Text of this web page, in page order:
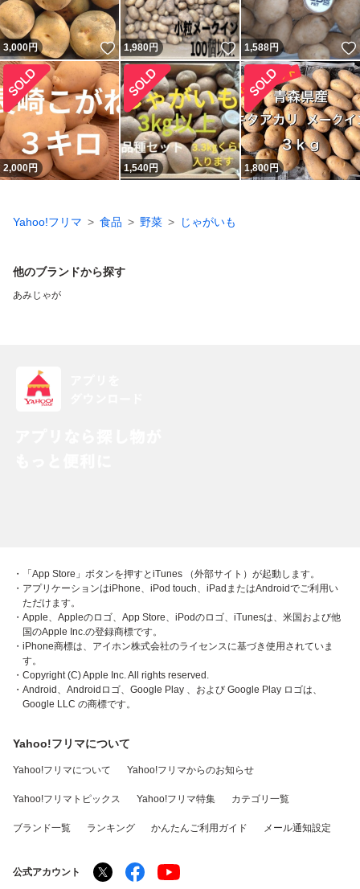
3,000円 いいね！
1,980円 いいね！
1,588円
2,000円 1,540円 1,800円
Yahoo!フリマ 食品 野菜 じゃがいも
他のブランドから探す
あみじゃが
・「App Store」ボタンを押すとiTunes （外部サイト）が起動します。
・アプリケーションはiPhone、iPod touch、iPadまたはAndroidでご利用い
ただけます。
・Apple、Appleのロゴ、App Store、iPodのロゴ、iTunesは、米国および他
国のApple Inc.の登録商標です。
・iPhone商標は、アイホン株式会社のライセンスに基づき使用されていま
す。
・Copyright (C) Apple Inc. All rights reserved.
・Android、Androidロゴ、Google Play 、および Google Play ロゴは、
Google LLC の商標です。
Yahoo!フリマについて
Yahoo!フリマについて Yahoo!フリマからのお知らせ
Yahoo!フリマトピックス Yahoo!フリマ特集 カテゴリ一覧
ブランド一覧 ランキング かんたんご利用ガイド メール通知設定
公式アカウント